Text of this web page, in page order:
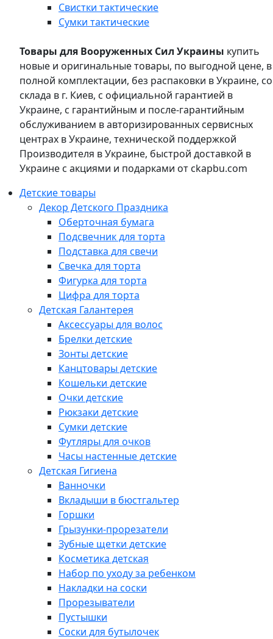
Свистки тактические
Сумки тактические
Товары для Вооруженных Сил Украины купить
новые и оригинальные товары, по выгодной цене, в
полной комплектации, без распаковки в Украине, со
склада в г. Киев, с официальной гарантией в
Украине, с гарантийным и после-гарантийным
обслуживанием в авторизированных сервисных
центрах в Украине, технической поддержкой
Производителя в Украине, быстрой доставкой в
Украине с акциями и подарками от ckapbu.com
Детские товары
Декор Детского Праздника
Оберточная бумага
Подсвечник для торта
Подставка для свечи
Свечка для торта
Фигурка для торта
Цифра для торта
Детская Галантерея
Аксессуары для волос
Брелки детские
Зонты детские
Канцтовары детские
Кошельки детские
Очки детские
Рюкзаки детские
Сумки детские
Футляры для очков
Часы настенные детские
Детская Гигиена
Ванночки
Вкладыши в бюстгальтер
Горшки
Грызунки-прорезатели
Зубные щетки детские
Косметика детская
Набор по уходу за ребенком
Накладки на соски
Прорезыватели
Пустышки
Соски для бутылочек